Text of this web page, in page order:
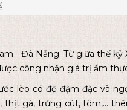
- Đà Nẵng. Từ giữa thế kỷ
công nhận giá trị ẩm
lèo có độ đậm đặc và
gà, trứng cút, tôm,...